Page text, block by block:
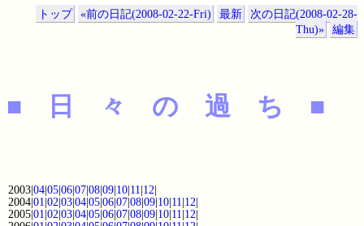
トップ «前の日記(2008-02-22-Fri) 最新
次の日記(2008-02-28-
Thu)»
編集
■ 日 々 の 過 ち ■
2003|04|05|06|07|08|09|10|11|12|
2004|01|02|03|04|05|06|07|08|09|10|11|12|
2005|01|02|03|04|05|06|07|08|09|10|11|12|